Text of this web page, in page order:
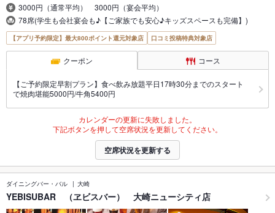
3000円（通常平均） 3000円（宴会平均）
78席(学生も会社宴会も♪【ご家族でも安心♪キッズスペースも完備】)
【アプリ予約限定】最大800ポイント還元対象店 口コミ投稿特典対象店
クーポン コース
【ご予約限定早割プラン】食べ飲み放題平日17時30分までのスタート
で焼肉堪能5000円/牛角5400円
カレンダーの更新に失敗しました。
下記ボタンを押して空席状況を更新してください。
空席状況を更新する
ダイニングバー・バル 大崎
YEBISUBAR （ヱビスバー） 大崎ニューシティ店